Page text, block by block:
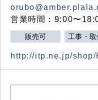
営業時間：9:00〜
販売可 工事・
http://itp.ne.jp/